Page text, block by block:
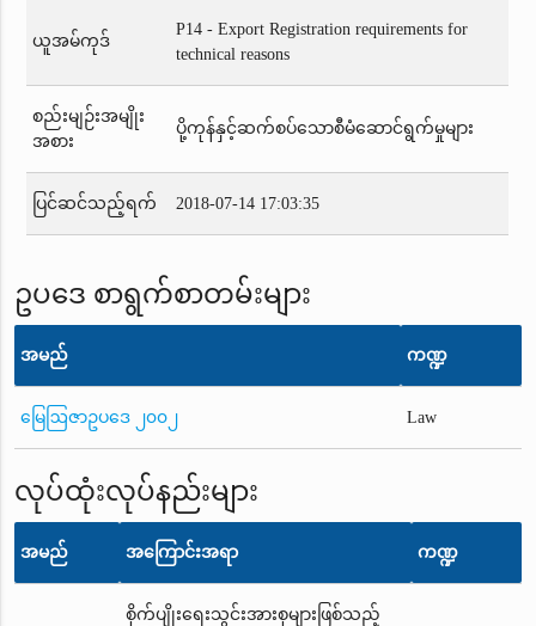
ယူအမ်ကုဒ်
P14 - Export Registration requirements for
technical reasons
စည်းမျဉ်းအမျိုး
အစား
ပို့ကုန်နှင့်ဆက်စပ်သောစီမံဆောင်ရွက်မှုများ
ပြင်ဆင်သည့်ရက် 2018-07-14 17:03:35
ဥပဒေ စာရွက်စာတမ်းများ
အမည် ကဏ္ဍ
မြေဩဇာဥပဒေ ၂၀၀၂ Law
လုပ်ထုံးလုပ်နည်းများ
အမည် အကြောင်းအရာ ကဏ္ဍ
စိုက်ပျိုးရေးသွင်းအားစုများဖြစ်သည့်